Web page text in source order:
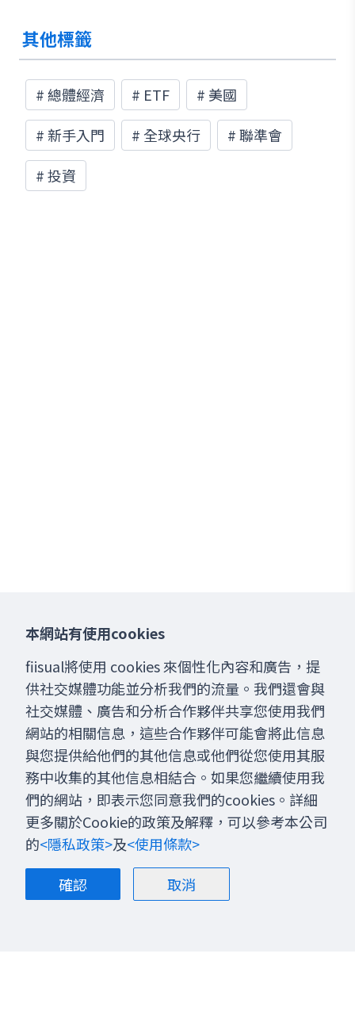
其他標籤
#總體經濟 # ETF # 美國
#新手入門 # 全球央行 #聯準會
#投資
本網站有使用cookies
fiisual將使用 cookies 來個性化內容和廣告，提
供社交媒體功能並分析我們的流量。我們還會與
社交媒體、廣告和分析合作夥伴共享您使用我們
網站的相關信息，這些合作夥伴可能會將此信息
與您提供給他們的其他信息或他們從您使用其服
務中收集的其他信息相結合。如果您繼續使用我
們的網站，即表示您同意我們的cookies。詳細
更多關於Cookie的政策及解釋，可以參考本公司
的<隱私政策>及<使用條款>
確認
取消